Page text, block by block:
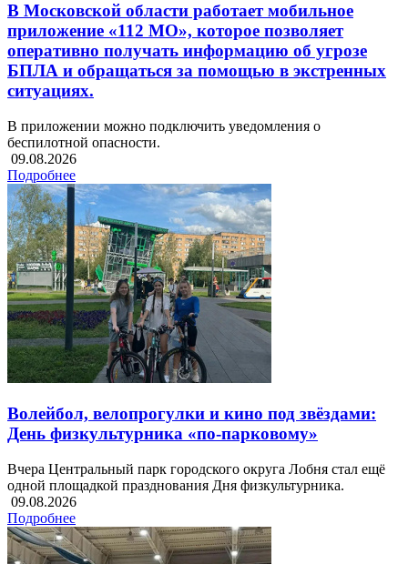
В Московской области работает мобильное
приложение «112 МО», которое позволяет
оперативно получать информацию об угрозе
БПЛА и обращаться за помощью в экстренных
ситуациях.
В приложении можно подключить уведомления о
беспилотной опасности.
09.08.2026
Подробнее
Волейбол, велопрогулки и кино под звёздами:
День физкультурника «по-парковому»
Вчера Центральный парк городского округа Лобня стал ещё
одной площадкой празднования Дня физкультурника.
09.08.2026
Подробнее